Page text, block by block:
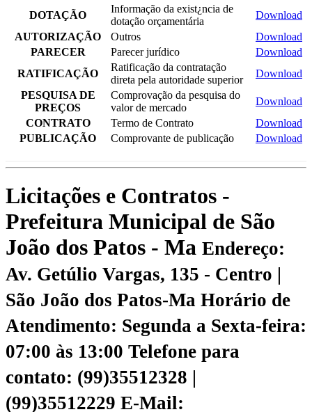
DOTAÇÃO
Informação da exist¿ncia de
dotação orçamentária
Download
AUTORIZAÇÃO
Outros
Download
PARECER
Parecer jurídico
Download
RATIFICAÇÃO
Ratificação da contratação
direta pela autoridade superior
Download
PESQUISA DE
PREÇOS
Comprovação da pesquisa do
valor de mercado
Download
CONTRATO
Termo de Contrato
Download
PUBLICAÇÃO
Comprovante de publicação Download
Licitações e Contratos -
Prefeitura Municipal de São
João dos Patos - Ma Endereço:
Av. Getúlio Vargas, 135 - Centro |
São João dos Patos-Ma Horário de
Atendimento: Segunda a Sexta-feira:
07:00 às 13:00 Telefone para
contato: (99)35512328 |
(99)35512229 E-Mail: